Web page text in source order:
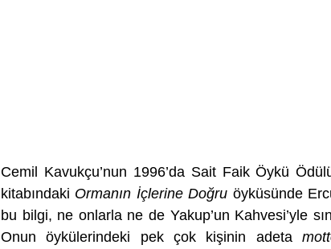
Cemil Kavukçu’nun 1996’da Sait Faik Öykü
kitabındaki Ormanın İçlerine Doğru öyküsünde
bu bilgi, ne onlarla ne de Yakup’un Kahvesi’yle
Onun öykülerindeki pek çok kişinin adeta